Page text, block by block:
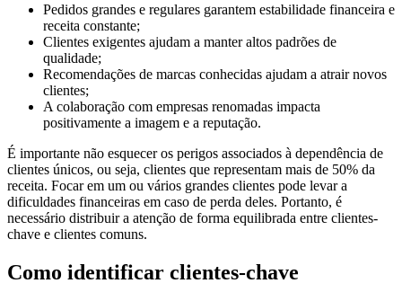
Pedidos grandes e regulares garantem estabilidade financeira e
receita constante;
Clientes exigentes ajudam a manter altos padrões de
qualidade;
Recomendações de marcas conhecidas ajudam a atrair novos
clientes;
A colaboração com empresas renomadas impacta
positivamente a imagem e a reputação.
É importante não esquecer os perigos associados à dependência de
clientes únicos, ou seja, clientes que representam mais de 50% da
receita. Focar em um ou vários grandes clientes pode levar a
dificuldades financeiras em caso de perda deles. Portanto, é
necessário distribuir a atenção de forma equilibrada entre clientes-
chave e clientes comuns.
Como identificar clientes-chave